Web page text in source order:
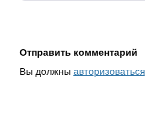
Отправить комментарий
Вы должны авторизоваться